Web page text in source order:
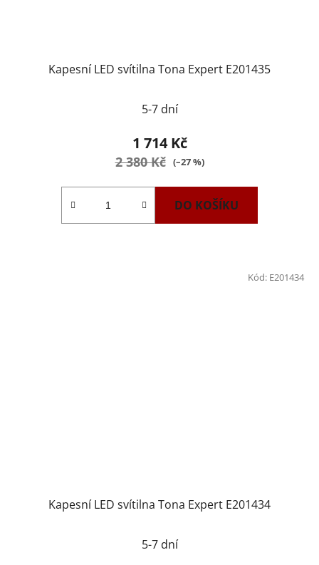
Kapesní LED svítilna Tona Expert E201435
5-7 dní
1 714 Kč
2 380 Kč (–27 %)
DO KOŠÍKU
Kapesní LED svítilna Tona Expert E201434
5-7 dní
Kód: E201434